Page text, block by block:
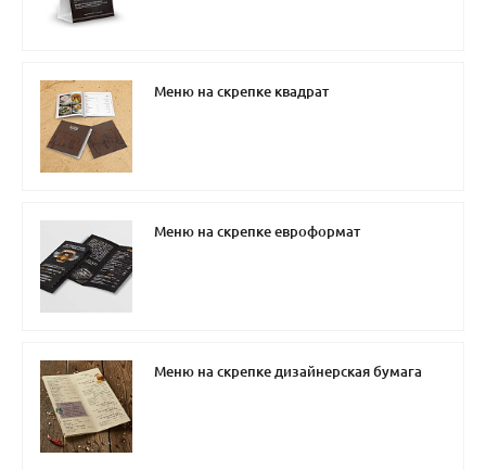
Меню на скрепке квадрат
Меню на скрепке евроформат
Меню на скрепке дизайнерская бумага